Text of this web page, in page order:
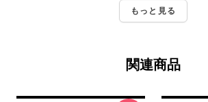
もっと見る
関連商品